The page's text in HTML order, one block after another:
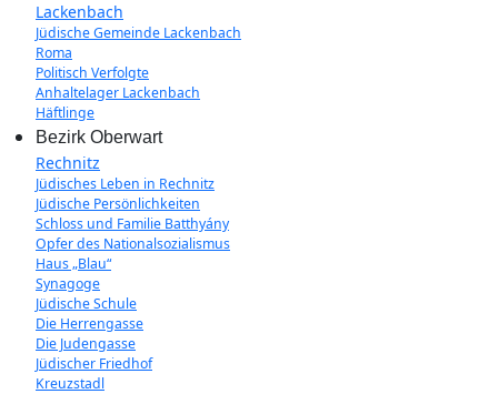
Lackenbach
Jüdische Gemeinde Lackenbach
Roma
Politisch Verfolgte
Anhaltelager Lackenbach
Häftlinge
Bezirk Oberwart
Rechnitz
Jüdisches Leben in Rechnitz
Jüdische Persönlichkeiten
Schloss und Familie Batthyány
Opfer des Nationalsozialismus
Haus „Blau“
Synagoge
Jüdische Schule
Die Herrengasse
Die Judengasse
Jüdischer Friedhof
Kreuzstadl